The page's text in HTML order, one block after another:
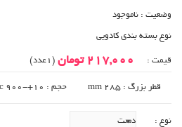
وضعیت : ناموجود
نوع بسته بندی کادویی
قیمت : 217,000 تومان (1عدد)
قطر بزرگ : 285 mm حجم : 10+-900 cc
نوع :